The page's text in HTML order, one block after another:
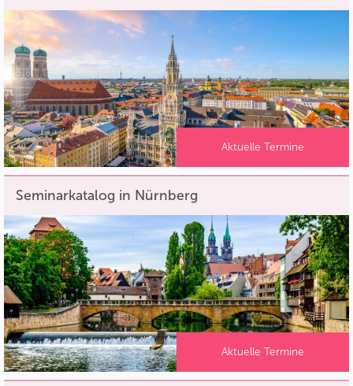
Aktuelle Termine
Seminarkatalog in Nürnberg
Aktuelle Termine